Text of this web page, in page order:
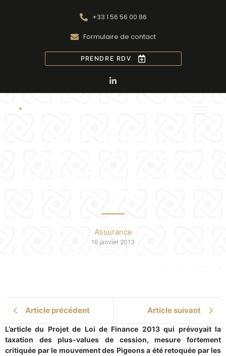
+33 1 56 56 00 86
Formulaire de contact
PRENDRE RDV
Assurance
16 janvier 2013
Article précédent Article suivant
L’article du Projet de Loi de Finance 2013 qui prévoyait la
taxation des plus-values de cession, mesure fortement
critiquée par le mouvement des Pigeons a été retoquée par les